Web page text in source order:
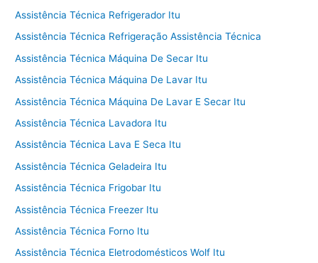
Assistência Técnica Refrigerador Itu
Assistência Técnica Refrigeração Assistência Técnica
Assistência Técnica Máquina De Secar Itu
Assistência Técnica Máquina De Lavar Itu
Assistência Técnica Máquina De Lavar E Secar Itu
Assistência Técnica Lavadora Itu
Assistência Técnica Lava E Seca Itu
Assistência Técnica Geladeira Itu
Assistência Técnica Frigobar Itu
Assistência Técnica Freezer Itu
Assistência Técnica Forno Itu
Assistência Técnica Eletrodomésticos Wolf Itu